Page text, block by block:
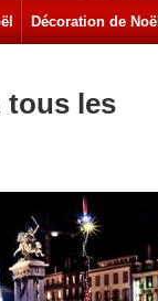
Décoration de Noël
tous les